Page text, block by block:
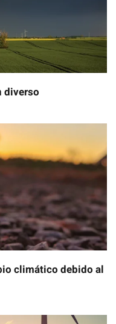
diverso
climático debido al